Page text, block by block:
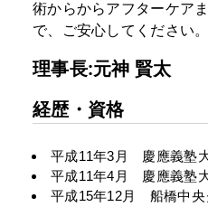
術からからアフターケア
で、ご安心してください。
理事長:元神 賢太
経歴・資格
平成11年3月 慶應義塾
平成11年4月 慶應義塾
平成15年12月 船橋中央